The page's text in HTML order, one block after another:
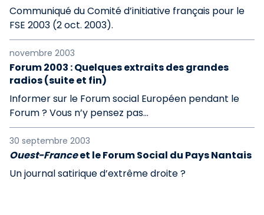
Communiqué du Comité d’initiative français pour le
FSE 2003 (2 oct. 2003).
novembre 2003
Forum 2003 : Quelques extraits des grandes
radios (suite et fin)
Informer sur le Forum social Européen pendant le
Forum ? Vous n’y pensez pas...
30 septembre 2003
Ouest-Franceet le Forum Social du Pays Nantais
Un journal satirique d’extrême droite ?